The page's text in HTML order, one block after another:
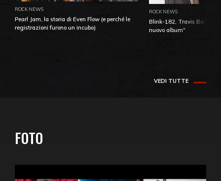
ROCK NEWS
Pearl Jam, la storia di Even Flow (e perché le
registrazioni furono un incubo)
ROCK NEWS
Blink-182, Travis Barker:
nuovo album"
VEDI TUTTE
FOTO